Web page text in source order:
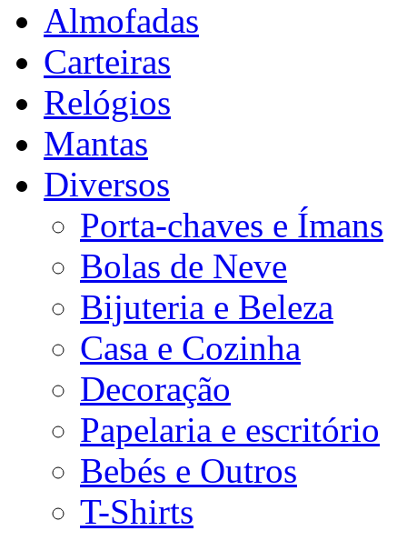
Almofadas
Carteiras
Relógios
Mantas
Diversos
Porta-chaves e Ímans
Bolas de Neve
Bijuteria e Beleza
Casa e Cozinha
Decoração
Papelaria e escritório
Bebés e Outros
T-Shirts